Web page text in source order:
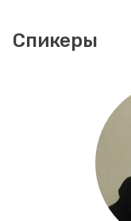
Спикеры